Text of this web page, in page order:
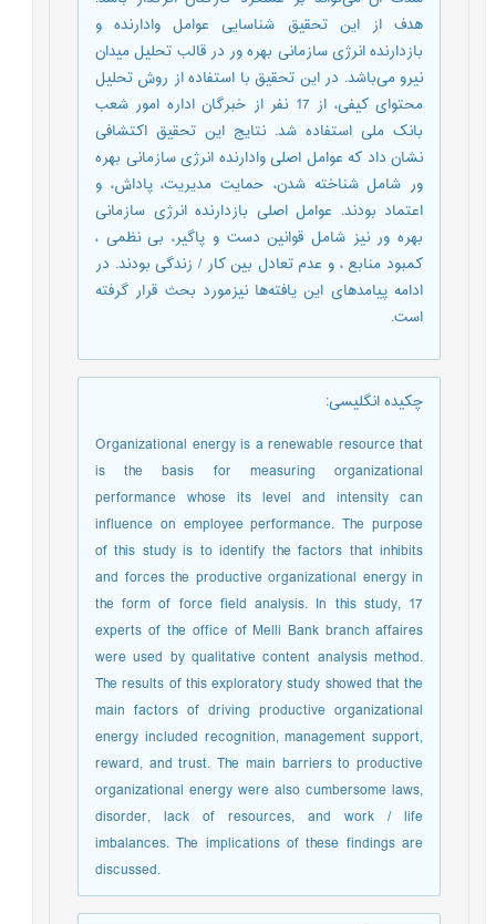
هدف از این تحقیق شناسایی عوامل وادارنده و
بازدارنده انرژی سازمانی بهره ور در قالب تحلیل میدان
نیرو ‏می‌باشد. در این تحقیق با استفاده از روش تحلیل
محتوای کیفی، از 17 نفر از خبرگان اداره امور شعب
بانک ملی استفاده شد. نتایج ‏این تحقیق اکتشافی
نشان داد که عوامل اصلی وادارنده انرژی سازمانی بهره
ور شامل شناخته شدن، حمایت مدیریت، پاداش، و
‏اعتماد بودند. عوامل اصلی بازدارنده انرژی سازمانی
بهره ور نیز شامل قوانین دست و پاگیر، بی نظمی ‏،
کمبود منابع ‏، و عدم تعادل ‏بین کار / زندگی بودند. در
ادامه پیامدهای این یافته‌ها نیزمورد بحث قرار گرفته
است.
چکیده انگلیسی:
Organizational energy is a renewable resource that
is the basis for measuring organizational
‎performance whose its level and intensity can
influence on employee performance. The purpose
‎of this study is to identify the factors that inhibits
and forces the productive organizational ‎energy in
the form of force field analysis. In this study, ‎‏17‏‎
experts of the office of Melli Bank ‎branch affaires
were used by qualitative content analysis method.
The results of this ‎exploratory study showed that the
main factors of driving productive organizational
energy ‎included recognition, management support,
reward, and trust. The main barriers to productive
‎organizational energy were also cumbersome laws,
disorder, lack of resources, and work / life
‎imbalances. The implications of these findings are
discussed.‎